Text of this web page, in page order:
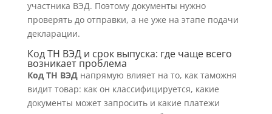
участника ВЭД. Поэтому документы нужно
проверять до отправки, а не уже на этапе подачи
декларации.
Код ТН ВЭД и срок выпуска: где чаще всего
возникает проблема
Код ТН ВЭДнапрямую влияет на то, как таможня
видит товар: как он классифицируется, какие
документы может запросить и какие платежи